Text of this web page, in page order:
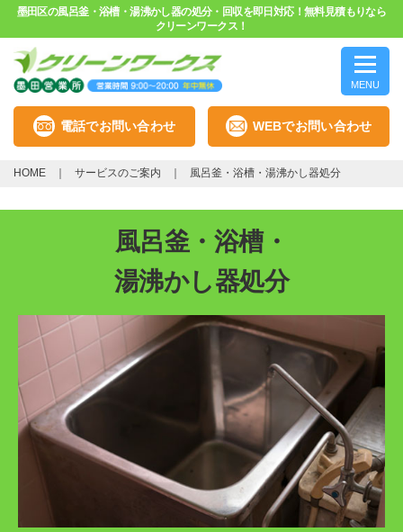
墨田区の風呂釜・浴槽・湯沸かし器の処分・回収を即日対応！無料見積もりなら
クリーンワークス！
MENU
電話でお問い合わせ WEBでお問い合わせ
HOME サービスのご案内 風呂釜・浴槽・湯沸かし器処分
風呂釜・浴槽・
湯沸かし器処分